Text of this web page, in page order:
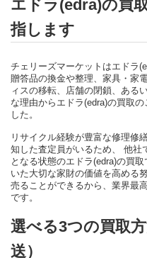
エドラ(edra)の買
指します
チェリーズマーケットはエドラ
贈答品の換金や整理、家具・家
ィスの移転、店舗の閉鎖、ある
な理由からエドラ(edra)の買取
した。
リサイクル経験が豊富な修理修
知した査定員がいるため、 他社
となる状態のエドラ(edra)の買
いた大切な家財の価値を高める
売ることができるから、業界最
です。
選べる3つの買取
送）